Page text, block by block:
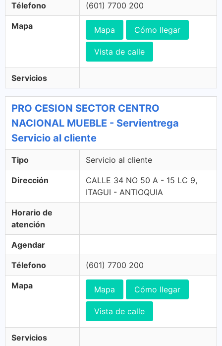
Télefono (601) 7700 200
Mapa Mapa Cómo llegar
Vista de calle
Servicios
PRO CESION SECTOR CENTRO
NACIONAL MUEBLE - Servientrega
Servicio al cliente
Tipo Servicio al cliente
Dirección
CALLE 34 NO 50 A - 15 LC 9,
ITAGUI - ANTIOQUIA
Horario de
atención
Agendar
Télefono (601) 7700 200
Mapa Mapa Cómo llegar
Vista de calle
Servicios